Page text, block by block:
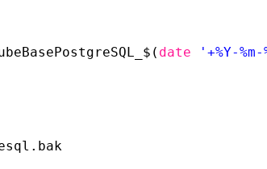
$( date '+%Y-%m-
.bak